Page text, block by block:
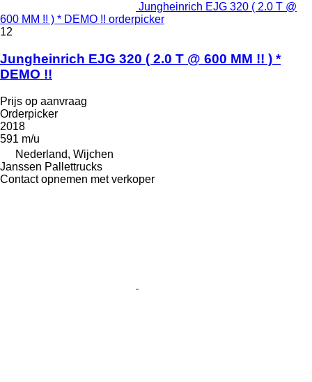
Jungheinrich EJG 320 ( 2.0 T @
600 MM !! ) * DEMO !! orderpicker
12
Jungheinrich EJG 320 ( 2.0 T @ 600 MM !! ) *
DEMO !!
Prijs op aanvraag
Orderpicker
2018
591 m/u
Nederland, Wijchen
Janssen Pallettrucks
Contact opnemen met verkoper